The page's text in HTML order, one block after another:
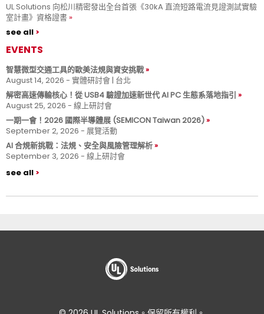
UL Solutions 向松川精密發出全台首張《30kA 直流短路電流見證測試實驗
室計畫》資格證書
see all
EVENTS
智慧微型交通工具的歐美法規與資安挑戰
August 14, 2026 - 實體研討會 | 台北
解密高速傳輸核心！從 USB4 驗證加速新世代 AI PC 生態系落地指引
August 25, 2026 - 線上研討會
一期一會！2026 國際半導體展 (SEMICON Taiwan 2026)
September 2, 2026 - 展覽活動
AI 合規新挑戰：法規、安全與風險管理解析
September 3, 2026 - 線上研討會
see all